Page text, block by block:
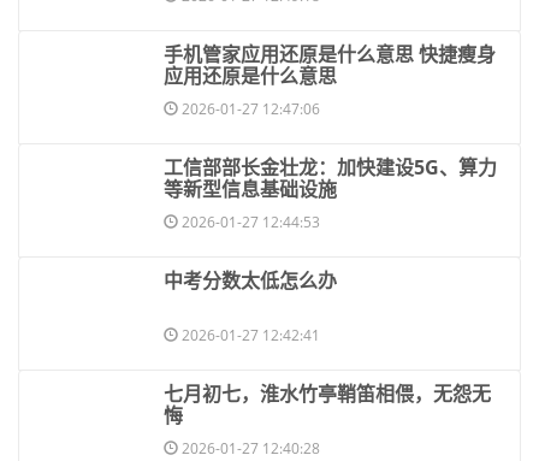
​手机管家应用还原是什么意思 快捷瘦身
应用还原是什么意思
2026-01-27 12:47:06
​工信部部长金壮龙：加快建设5G、算力
等新型信息基础设施
2026-01-27 12:44:53
​中考分数太低怎么办
2026-01-27 12:42:41
​七月初七，淮水竹亭鞘笛相偎，无怨无
悔
2026-01-27 12:40:28